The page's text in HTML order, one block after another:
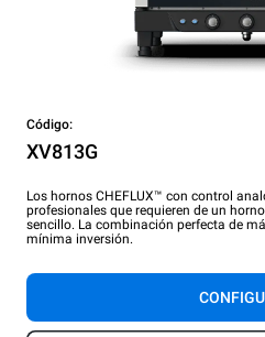
Código:
XV813G
Los hornos CHEFLUX™ con control
profesionales que requieren de un
sencillo. La combinación perfecta de
mínima inversión.